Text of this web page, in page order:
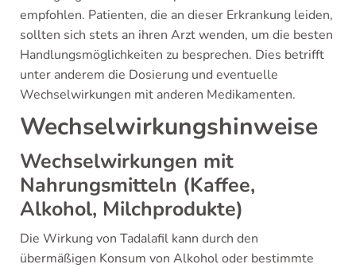
empfohlen. Patienten, die an dieser Erkrankung leiden,
sollten sich stets an ihren Arzt wenden, um die besten
Handlungsmöglichkeiten zu besprechen. Dies betrifft
unter anderem die Dosierung und eventuelle
Wechselwirkungen mit anderen Medikamenten.
Wechselwirkungshinweise
Wechselwirkungen mit
Nahrungsmitteln (Kaffee,
Alkohol, Milchprodukte)
Die Wirkung von Tadalafil kann durch den
übermäßigen Konsum von Alkohol oder bestimmte